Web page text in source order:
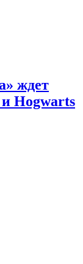
ждет
Hogwarts